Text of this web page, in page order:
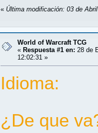
« Última modificación: 03 de
World of Warcraft TCG
« Respuesta #1 en: 28 de
12:02:31 »
Idioma:
¿De que